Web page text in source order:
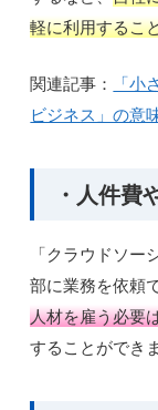
軽に利用するこ
関連記事：
「
ビジネス」の意
・人件費
「クラウドソ
部に業務を依頼
人材を雇う必要
することができ